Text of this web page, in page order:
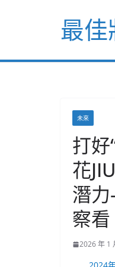
最佳
未來
打好
花
潛
察看
2026 年 1